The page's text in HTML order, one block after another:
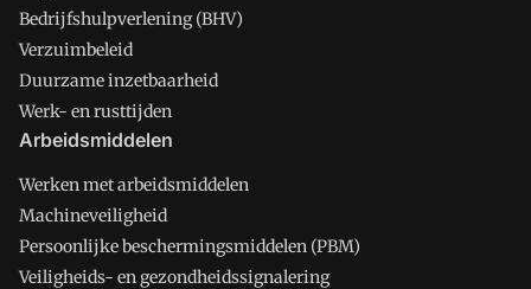
Bedrijfshulpverlening (BHV)
Verzuimbeleid
Duurzame inzetbaarheid
Werk- en rusttijden
Arbeidsmiddelen
Werken met arbeidsmiddelen
Machineveiligheid
Persoonlijke beschermingsmiddelen (PBM)
Veiligheids- en gezondheidssignalering